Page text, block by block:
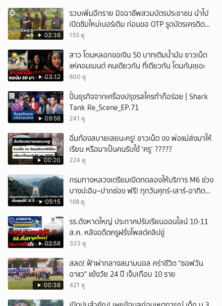
02:38
รวบเพิ่มอีกราย มิจฉาชีพสวมบัตรประชาชน นำไป
เปิดซิมใหม่เบอร์เดิม ก่อนขอ OTP รูดบัตรเครดิตผู้
เสียหาย
155 ดู
03:12
สาว โดนหลอกขอเงิน 50 บาทเติมน้ำมัน ชาวเน็ต
แห่คอมเมนต์ คนเดียวกัน ที่เดียวกัน โดนกันเยอะ
800 ดู
09:56
ปั้นธุรกิจจากเครื่องปรุงรสใครทำก็อร่อย | Shark
Tank Re_Scene_EP.71
241 ดู
00:20
อิ่มท้องสบายเลยนะครู! ชาวเน็ต งง พ่อแม่ส่งมาให้
เรียน หรือมาเป็นคนรับใช้ 'ครู' ?????
224 ดู
05:15
กรมทางหลวงเตรียมเปิดทดลองให้บริการ M6 ช่วง
บางปะอิน–ปากช่อง ฟรี! ทุกวันศุกร์-เสาร์-อาทิตย์
เริ่มศุกร์ที่ 21 สิงหาคม 2569 นี้
168 ดู
02:58
รร.ดังหาดใหญ่ ประกาศปรับเรียนออนไลน์ 10-11
ส.ค. หลังอดีตครูฝรั่งโพสต์คลิปขู่
323 ดู
00:38
สลด! ฟ้าผ่ากลางสนามบอล คร่าชีวิต "ซอฟวัน
อาแว" แข้งวัย 24 ปี เจ็บเกือบ 10 ราย
421 ดู